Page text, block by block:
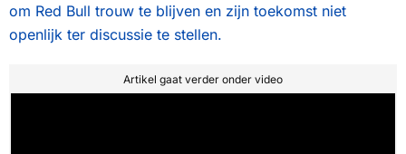
om Red Bull trouw te blijven en zijn toekomst niet
openlijk ter discussie te stellen.
Artikel gaat verder onder video